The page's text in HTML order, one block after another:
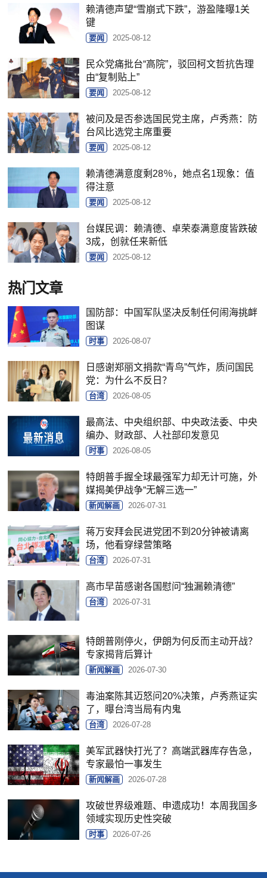
赖清德声望“雪崩式下跌”，游盈隆曝1关
键
要闻 2025-08-12
民众党痛批台“高院”，驳回柯文哲抗告理
由“复制贴上”
要闻 2025-08-12
被问及是否参选国民党主席，卢秀燕：防
台风比选党主席重要
要闻 2025-08-12
赖清德满意度剩28％，她点名1现象：值
得注意
要闻 2025-08-12
台媒民调：赖清德、卓荣泰满意度皆跌破
3成，创就任来新低
要闻 2025-08-12
热门文章
国防部：中国军队坚决反制任何闹海挑衅
图谋
时事 2026-08-07
日感谢郑丽文捐款“青鸟”气炸，质问国民
党：为什么不反日？
台湾 2026-08-05
最高法、中央组织部、中央政法委、中央
编办、财政部、人社部印发意见
时事 2026-08-05
特朗普手握全球最强军力却无计可施，外
媒揭美伊战争“无解三选一”
新闻解画 2026-07-31
蒋万安拜会民进党团不到20分钟被请离
场，他看穿绿营策略
台湾 2026-07-31
高市早苗感谢各国慰问“独漏赖清德”
台湾 2026-07-31
特朗普刚停火，伊朗为何反而主动开战？
专家揭背后算计
新闻解画 2026-07-30
毒油案陈其迈怒问20%决策，卢秀燕证实
了，曝台湾当局有内鬼
台湾 2026-07-28
美军武器快打光了？高端武器库存告急，
专家最怕一事发生
新闻解画 2026-07-28
攻破世界级难题、申遗成功！本周我国多
领域实现历史性突破
时事 2026-07-26